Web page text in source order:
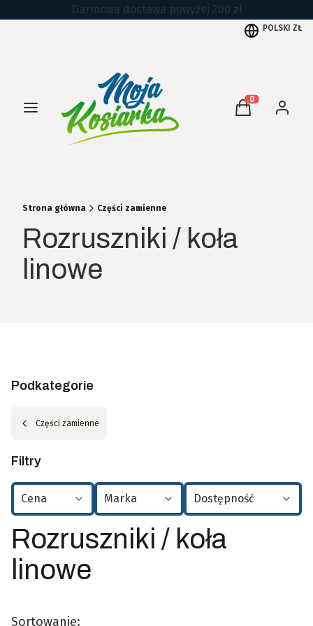
Darmowa dostawa powyżej 200 zł
POLSKI ZŁ
Menu Produkty w
Koszyk Zaloguj
Strona główna Części zamienne
Rozruszniki / koła
linowe
Podkategorie
Części zamienne
Filtry
Cena Marka Dostępność
Koniec filtrów
Rozruszniki / koła
linowe
Sortowanie: